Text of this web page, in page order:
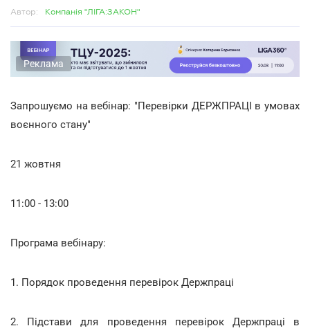
Автор: Компанія "ЛІГА:ЗАКОН"
Реклама
Запрошуємо на вебінар: "Перевірки ДЕРЖПРАЦІ в умовах
воєнного стану"
21 жовтня
11:00 - 13:00
Програма вебінару:
1. Порядок проведення перевірок Держпраці
2. Підстави для проведення перевірок Держпраці в